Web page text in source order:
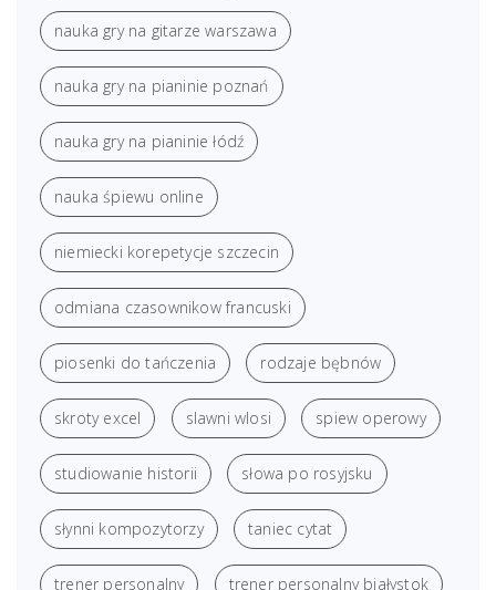
nauka gry na gitarze warszawa
nauka gry na pianinie poznań
nauka gry na pianinie łódź
nauka śpiewu online
niemiecki korepetycje szczecin
odmiana czasownikow francuski
piosenki do tańczenia rodzaje bębnów
skroty excel slawni wlosi spiew operowy
studiowanie historii słowa po rosyjsku
słynni kompozytorzy taniec cytat
trener personalny trener personalny białystok